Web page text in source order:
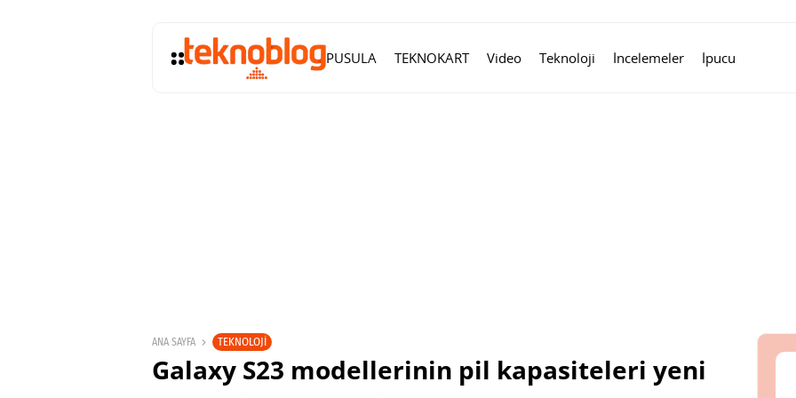
PUSULA TEKNOKART Video Teknoloji İncelemeler İpucu
ANA SAYFA TEKNOLOJI
Galaxy S23 modellerinin pil kapasiteleri yeni